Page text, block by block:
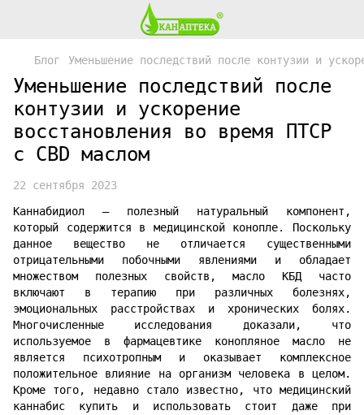
Блог Уменьшение последствий после контузии и
Уменьшение последствий после
контузии и ускорение
восстановления во время ПТСР
с CBD маслом
22 сентября 2023
Каннабидиол — полезный натуральный компонент,
который содержится в медицинской конопле. Поскольку
данное вещество не отличается существенными
отрицательными побочными явлениями и обладает
множеством полезных свойств, масло КБД часто
включают в терапию при различных болезнях,
эмоциональных расстройствах и хронических болях.
Многочисленные исследования доказали, что
используемое в фармацевтике конопляное масло не
является психотропным и оказывает комплексное
положительное влияние на организм человека в целом.
Кроме того, недавно стало известно, что медицинский
каннабис купить и использовать стоит даже при